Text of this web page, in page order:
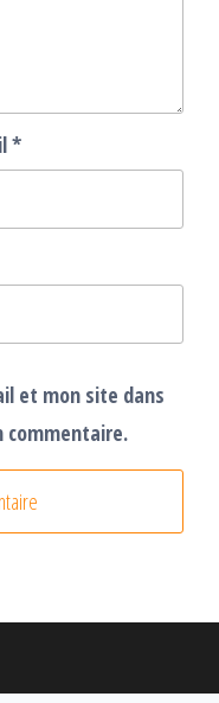
*
et mon site dans
commentaire.